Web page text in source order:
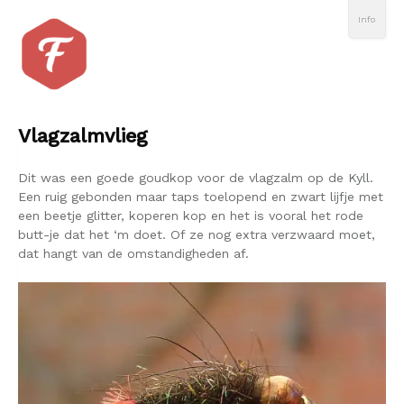
Info
Vlagzalmvlieg
Dit was een goede goudkop voor de vlagzalm op de Kyll.
Een ruig gebonden maar taps toelopend en zwart lijfje met
een beetje glitter, koperen kop en het is vooral het rode
butt-je dat het ‘m doet. Of ze nog extra verzwaard moet,
dat hangt van de omstandigheden af.